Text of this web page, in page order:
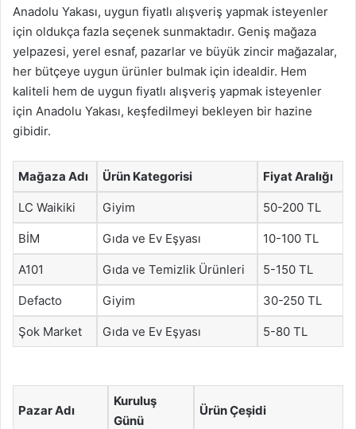
Anadolu Yakası, uygun fiyatlı alışveriş yapmak isteyenler
için oldukça fazla seçenek sunmaktadır. Geniş mağaza
yelpazesi, yerel esnaf, pazarlar ve büyük zincir mağazalar,
her bütçeye uygun ürünler bulmak için idealdir. Hem
kaliteli hem de uygun fiyatlı alışveriş yapmak isteyenler
için Anadolu Yakası, keşfedilmeyi bekleyen bir hazine
gibidir.
Mağaza Adı Ürün Kategorisi Fiyat Aralığı
LC Waikiki Giyim 50-200 TL
BİM Gıda ve Ev Eşyası 10-100 TL
A101 Gıda ve Temizlik Ürünleri 5-150 TL
Defacto Giyim 30-250 TL
Şok Market Gıda ve Ev Eşyası 5-80 TL
Pazar Adı
Kuruluş
Günü
Ürün Çeşidi